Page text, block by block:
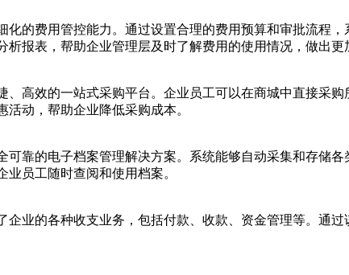
化的费用管控能力。通过设置合理的费用预算和审批流程
析报表，帮助企业管理层及时了解费用的使用情况，做出更
、高效的一站式采购平台。企业员工可以在商城中直接采
动，帮助企业降低采购成本。
可靠的电子档案管理解决方案。系统能够自动采集和存储
员工随时查阅和使用档案。
企业的各种收支业务，包括付款、收款、资金管理等。通